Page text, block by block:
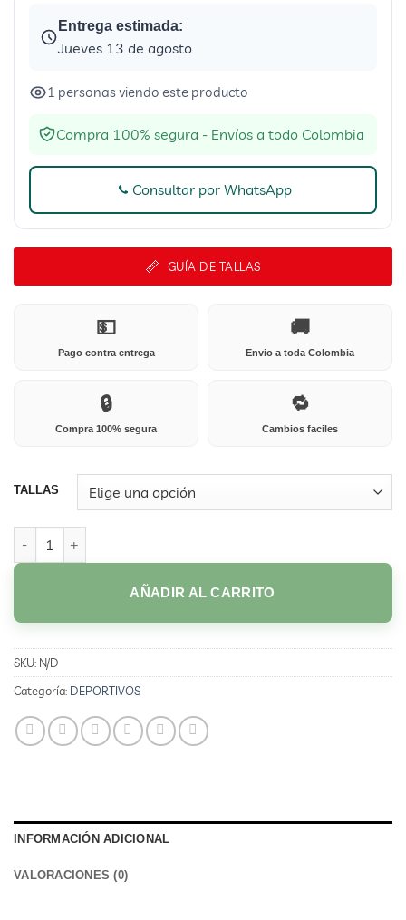
Entrega estimada:
Jueves 13 de agosto
1 personas viendo este producto
Compra 100% segura - Envíos a todo Colombia
Consultar por WhatsApp
GUÍA DE TALLAS
💵
Pago contra entrega
🚚
Envio a toda Colombia
🔒
Compra 100% segura
🔁
Cambios faciles
TALLAS
AÑADIR AL CARRITO
SKU: N/D
Categoría: DEPORTIVOS
INFORMACIÓN ADICIONAL
VALORACIONES (0)